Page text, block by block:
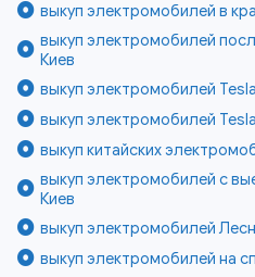
выкуп электромобилей в
выкуп электромобилей
Киев
выкуп электромобилей
выкуп электромобилей
выкуп китайских
выкуп электромобилей с
Киев
выкуп электромобилей
выкуп электромобилей на